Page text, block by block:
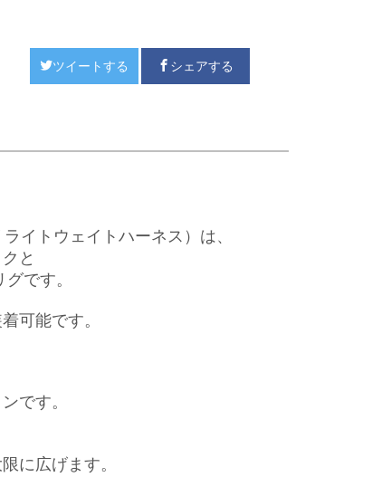
ツイートする シェアする
イトウェイトハーネス）は、
と
です。
可能です。
です。
に広げます。